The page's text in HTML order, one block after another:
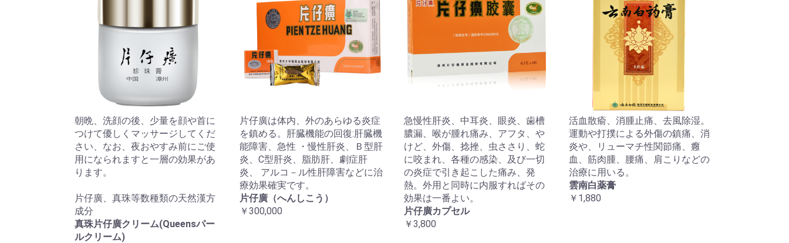
朝晩、洗顔の後、少量を顔や首に
つけて優しくマッサージしてくだ
さい、なお、夜おやすみ前にご使
用になられますと一層の効果があ
ります。
片仔廣、真珠等数種類の天然漢方
成分
真珠片仔廣クリーム(Queensパー
ルクリーム)
片仔廣は体内、外のあらゆる炎症
を鎮める。肝臓機能の回復:肝臓機
能障害、急性 ・慢性肝炎、Ｂ型肝
炎、C型肝炎、脂肪肝、劇症肝
炎、 アルコ－ル性肝障害などに治
療効果確実です。
片仔廣（へんしこう）
￥300,000
急慢性肝炎、中耳炎、眼炎、歯槽
膿漏、喉が腫れ痛み、アフタ、や
けど、外傷、捻挫、虫ささり、蛇
に咬まれ、各種の感染、及び一切
の炎症で引き起こした痛み、発
熱。外用と同時に内服すればその
効果は一番よい。
片仔廣カプセル
￥3,800
活血散瘉、消腫止痛、去風除湿。
運動や打撲による外傷の鎮痛、消
炎や、リューマチ性関節痛、癰
血、筋肉腫、腰痛、肩こりなどの
治療に用いる。
雲南白薬膏
￥1,880